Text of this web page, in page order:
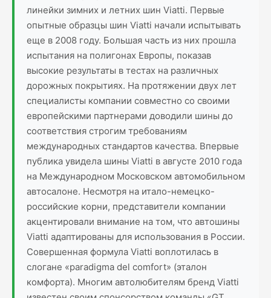
линейки зимних и летних шин Viatti. Первые
опытные образцы шин Viatti начали испытывать
еще в 2008 году. Большая часть из них прошла
испытания на полигонах Европы, показав
высокие результаты в тестах на различных
дорожных покрытиях. На протяжении двух лет
специалисты компании совместно со своими
европейскими партнерами доводили шины до
соответствия строгим требованиям
международных стандартов качества. Впервые
публика увидела шины Viatti в августе 2010 года
на Международном Московском автомобильном
автосалоне. Несмотря на итало-немецко-
российские корни, представители компании
акцентировали внимание на том, что автошины
Viatti адаптированы для использования в России.
Совершенная формула Viatti воплотилась в
слогане «рaradigma del сomfort» (эталон
комфорта). Многим автолюбителям бренд Viatti